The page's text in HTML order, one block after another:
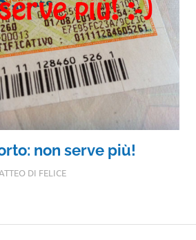
non serve più!
DI FELICE